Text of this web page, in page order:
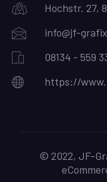
Hochstr. 27,
info@jf-
08134 - 559
https://
© 2022, JF-